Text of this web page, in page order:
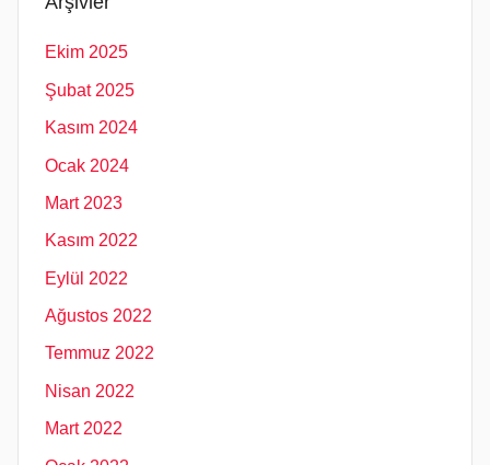
Ekim 2025
Şubat 2025
Kasım 2024
Ocak 2024
Mart 2023
Kasım 2022
Eylül 2022
Ağustos 2022
Temmuz 2022
Nisan 2022
Mart 2022